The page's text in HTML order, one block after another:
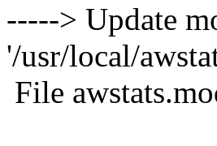
-----> Update
'/usr/local/
File